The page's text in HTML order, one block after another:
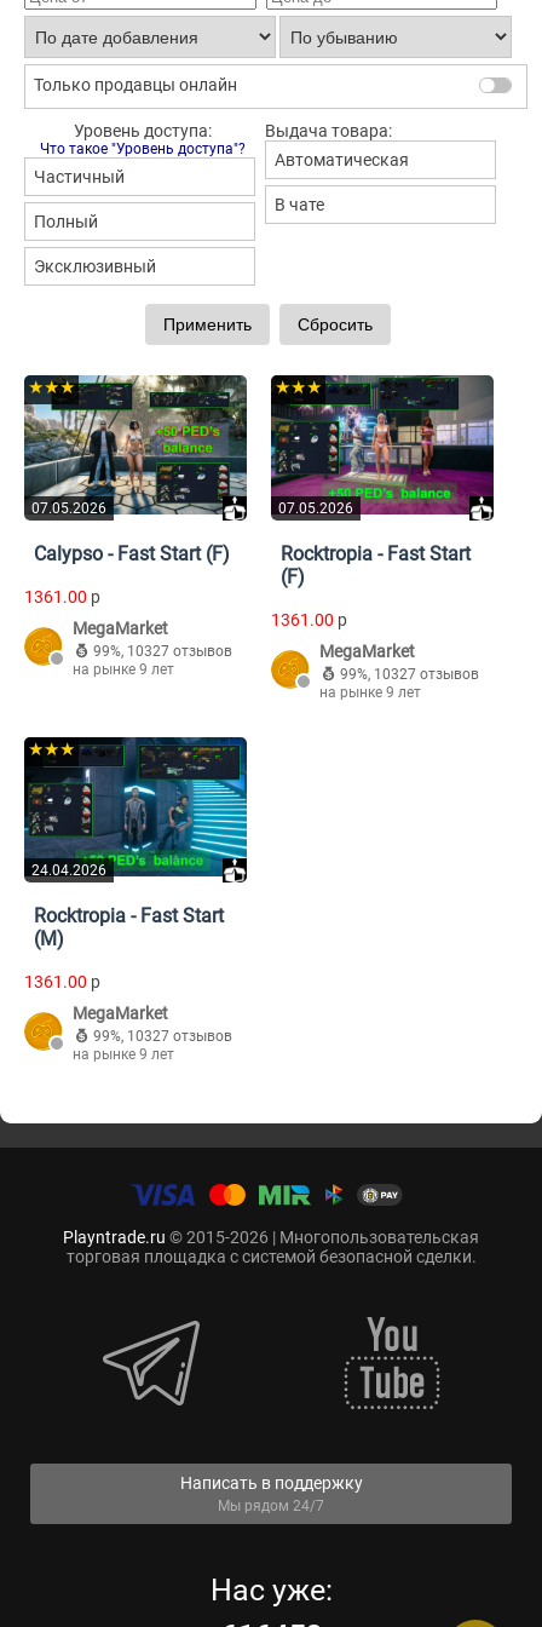
Только продавцы онлайн
Уровень доступа:
Что такое "Уровень доступа"?
Частичный
Полный
Эксклюзивный
Выдача товара:
Автоматическая
В чате
07.05.2026
★★★
Calypso - Fast Start (F)
1361.00 p
MegaMarket
99%, 10327 отзывов
на рынке 9 лет
07.05.2026
★★★
Rocktropia - Fast Start
(F)
1361.00 p
MegaMarket
99%, 10327 отзывов
на рынке 9 лет
24.04.2026
★★★
Rocktropia - Fast Start
(M)
1361.00 p
MegaMarket
99%, 10327 отзывов
на рынке 9 лет
Playntrade.ru © 2015-2026 | Многопользовательская
торговая площадка с системой безопасной сделки.
Написать в поддержку
Мы рядом 24/7
Нас уже: